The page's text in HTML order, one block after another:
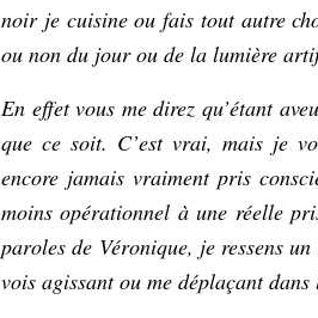
noir je cuisine ou fais tout autre
ou non du jour ou de la lumière
En effet vous me direz qu’étant
que ce soit. C’est vrai, mais je
encore jamais vraiment pris
moins opérationnel à une réelle
paroles de Véronique, je ressens
vois agissant ou me déplaçant